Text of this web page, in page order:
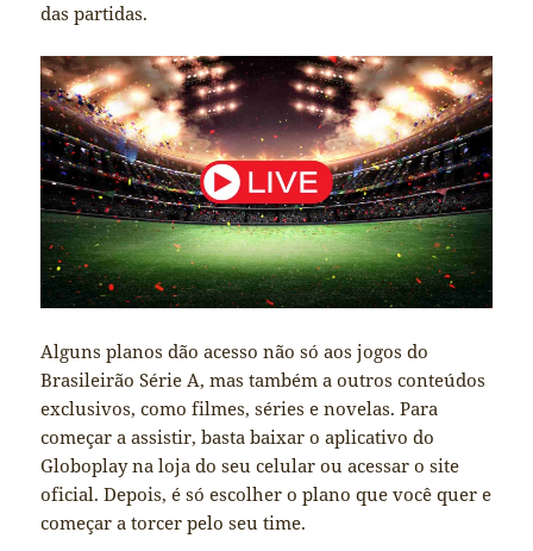
das partidas.
Alguns planos dão acesso não só aos jogos do
Brasileirão Série A, mas também a outros conteúdos
exclusivos, como filmes, séries e novelas. Para
começar a assistir, basta baixar o aplicativo do
Globoplay na loja do seu celular ou acessar o site
oficial. Depois, é só escolher o plano que você quer e
começar a torcer pelo seu time.